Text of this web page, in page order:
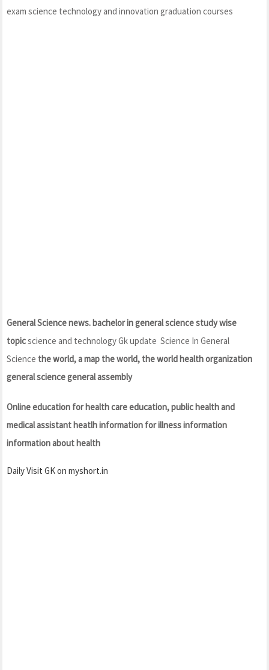
exam science technology and innovation graduation courses
General Science news. bachelor in general science study wise
topicscience and technology Gk update Science In General
Science the world, a map the world, the world health organization
general science general assembly
Online education for health care education, public health and
medical assistant heatlh information for illness information
information about health
Daily Visit GK on myshort.in